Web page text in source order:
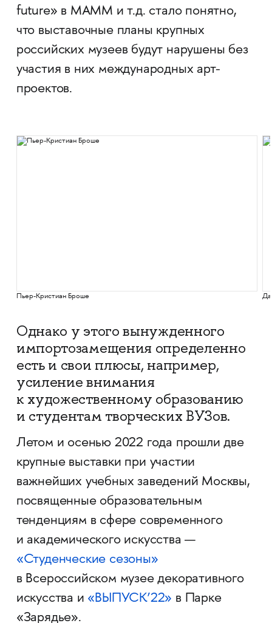
future» в МАММ и т.д. стало понятно,
что выставочные планы крупных
российских музеев будут нарушены без
участия в них международных арт-
проектов.
Пьер-Кристиан Броше
Однако у этого вынужденного
импортозамещения определенно
есть и свои плюсы, например,
усиление внимания
к художественному образованию
и студентам творческих ВУЗов.
Летом и осенью 2022 года прошли две
крупные выставки при участии
важнейших учебных заведений Москвы,
посвященные образовательным
тенденциям в сфере современного
и академического искусства —
«Студенческие сезоны»
в Всероссийском музее декоративного
искусства и «ВЫПУСК’22» в Парке
«Зарядье».